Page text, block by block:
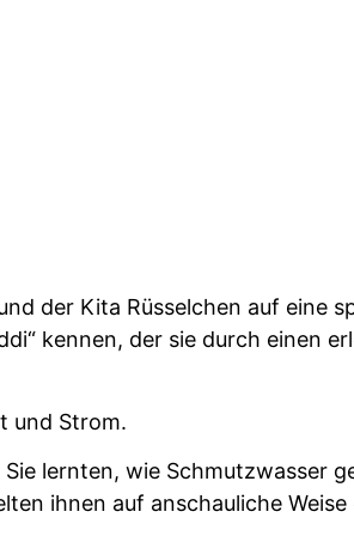
der Kita Rüsselchen auf eine
kennen, der sie durch einen
und Strom.
lernten, wie Schmutzwasser
ihnen auf anschauliche Weise